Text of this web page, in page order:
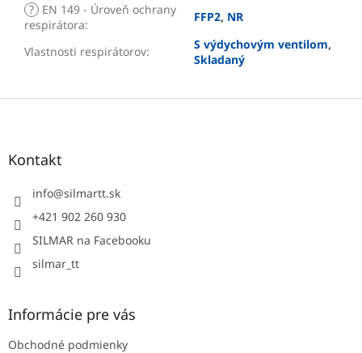
? EN 149 - Úroveň ochrany
respirátora:
FFP2, NR
Vlastnosti respirátorov: S výdychovým ventilom,
Skladaný
Z
Kontakt
info@silmartt.sk
+421 902 260 930
SILMAR na Facebooku
silmar_tt
Informácie pre vás
Obchodné podmienky